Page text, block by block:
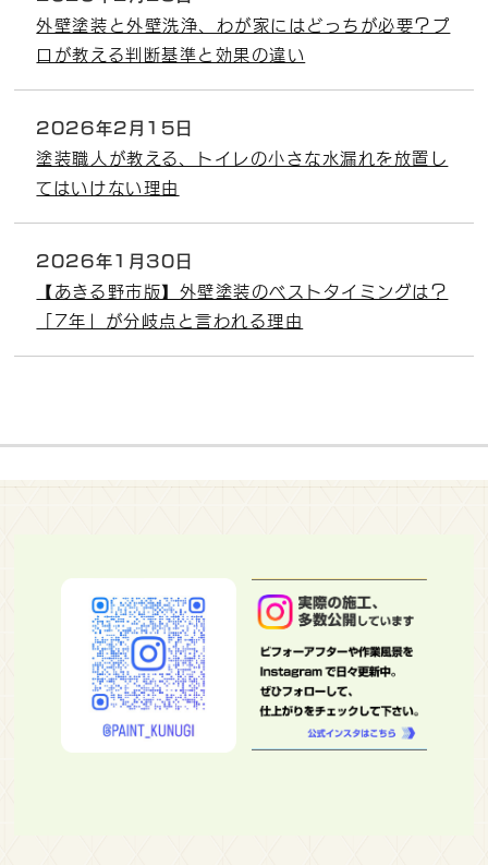
外壁塗装と外壁洗浄、わが家にはどっちが必要？プ
ロが教える判断基準と効果の違い
2026年2月15日
塗装職人が教える、トイレの小さな水漏れを放置し
てはいけない理由
2026年1月30日
【あきる野市版】外壁塗装のベストタイミングは？
「7年」が分岐点と言われる理由